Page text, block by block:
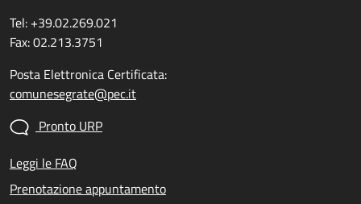
Tel: +39.02.269.021
Fax: 02.213.3751
Posta Elettronica Certificata:
comunesegrate@pec.it
Pronto URP
Leggi le FAQ
Prenotazione appuntamento